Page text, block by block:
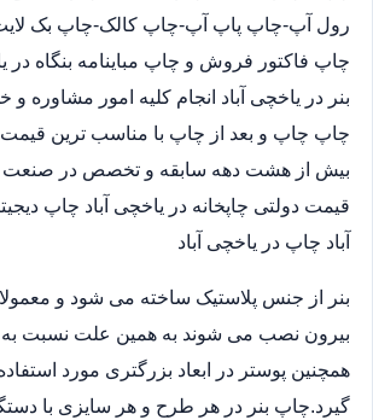
رول آپ-چاپ پاپ آپ-چاپ کالک-چاپ بک
چاپ فاکتور فروش و چاپ مباینامه بنگاه در
بنر در یاخچی آباد انجام کلیه امور مشاوره و
چاپ چاپ و بعد از چاپ با مناسب ترین قیمت
بیش از هشت دهه سابقه و تخصص در صنعت
قیمت دولتی چاپخانه در یاخچی آباد چاپ
آباد چاپ در یاخچی آباد
بنر از جنس پلاستیک ساخته می شود و
بیرون نصب می شوند به همین علت نسبت به
همچنین پوستر در ابعاد بزرگتری مورد
گیرد.چاپ بنر در هر طرح و هر سایزی با